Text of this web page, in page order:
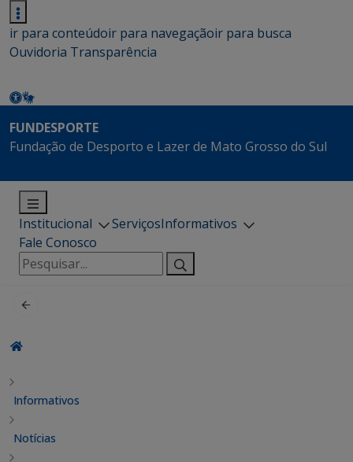
ir para conteúdoir para navegaçãoir para busca
Ouvidoria Transparência
FUNDESPORTE
Fundação de Desporto e Lazer de Mato Grosso do Sul
Institucional ServiçosInformativos
Fale Conosco
Pesquisar
por:
Informativos
Notícias